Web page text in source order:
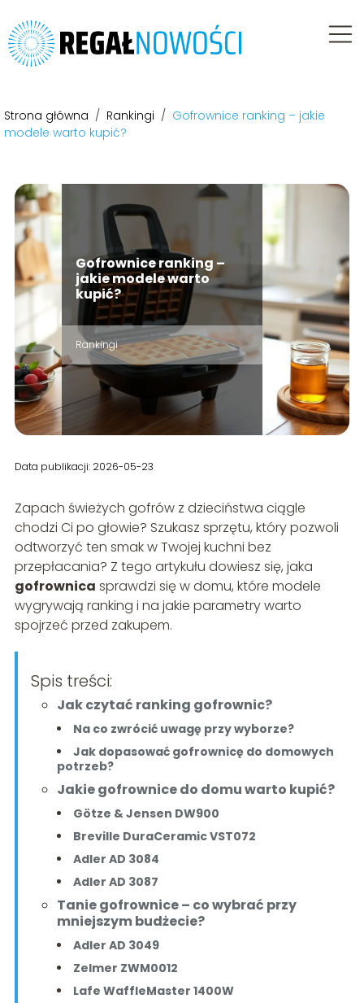
Strona główna / Rankingi / Gofrownice ranking – jakie
modele warto kupić?
Gofrownice ranking –
jakie modele warto
kupić?
Rankingi
Data publikacji: 2026-05-23
Zapach świeżych gofrów z dzieciństwa ciągle
chodzi Ci po głowie? Szukasz sprzętu, który pozwoli
odtworzyć ten smak w Twojej kuchni bez
przepłacania? Z tego artykułu dowiesz się, jaka
gofrownica sprawdzi się w domu, które modele
wygrywają ranking i na jakie parametry warto
spojrzeć przed zakupem.
Spis treści:
Jak czytać ranking gofrownic?
Na co zwrócić uwagę przy wyborze?
Jak dopasować gofrownicę do domowych
potrzeb?
Jakie gofrownice do domu warto kupić?
Götze & Jensen DW900
Breville DuraCeramic VST072
Adler AD 3084
Adler AD 3087
Tanie gofrownice – co wybrać przy
mniejszym budżecie?
Adler AD 3049
Zelmer ZWM0012
Lafe WaffleMaster 1400W